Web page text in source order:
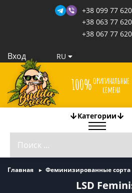
+38 099 77
+38 063 77
+38 067 77
Вход RU
100%оригинальные
семена
Категории
Главная Феминизированные сорта
LSD